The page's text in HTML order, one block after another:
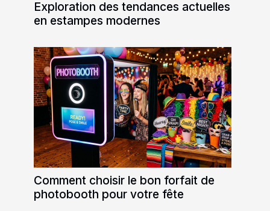
Exploration des tendances actuelles
en estampes modernes
Comment choisir le bon forfait de
photobooth pour votre fête